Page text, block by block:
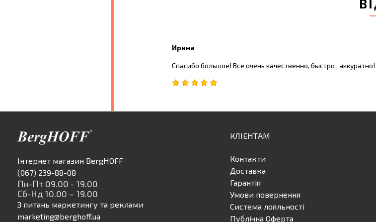
Ирина
Спасибо большое! Все очень качественно, быстро ,
Інтернет магазин BergHOFF
(067) 239-88-08
Пн-Пт 09.00 - 19.00
Сб-Нд 10.00 – 19.00
З питань маркетингу та реклами
marketing@berghoff.ua
КЛІЕНТАМ
Контакти
Доставка
Гарантія
Умови повернення
Система лояльності
Публічна Оферта